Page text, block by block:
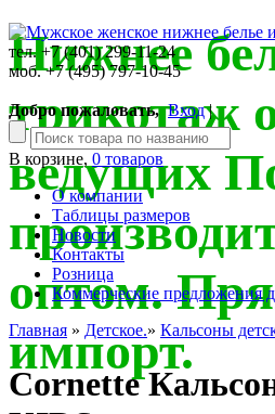
Нижнее
трикотаж
ведущих
оптом.
импорт.
тел. +7 (401) 299-11-24
моб. +7 (495) 797-10-45
Добро пожаловать, Вход|
В корзине, 0 товаров
О компании
Таблицы размеров
Новости
Контакты
Розница
Коммерческие предложения
Главная » Детское.» Кальсоны
Cornette